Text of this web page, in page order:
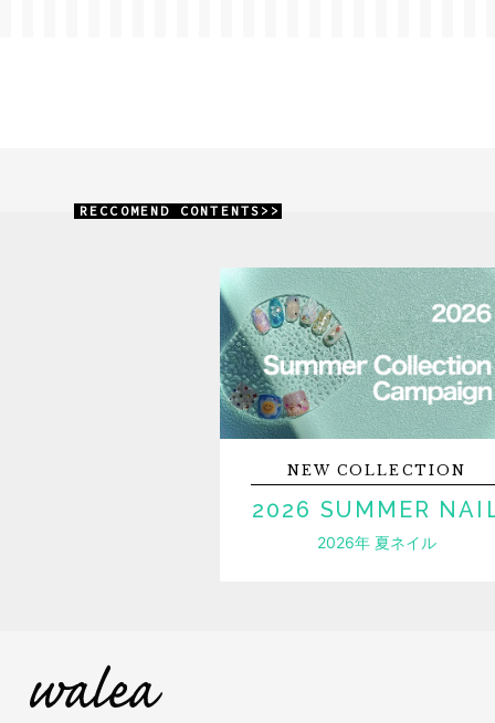
RECCOMEND CONTENTS>>
NEWCOLLECTION
2026 SUMMER
2026年 夏ネイル